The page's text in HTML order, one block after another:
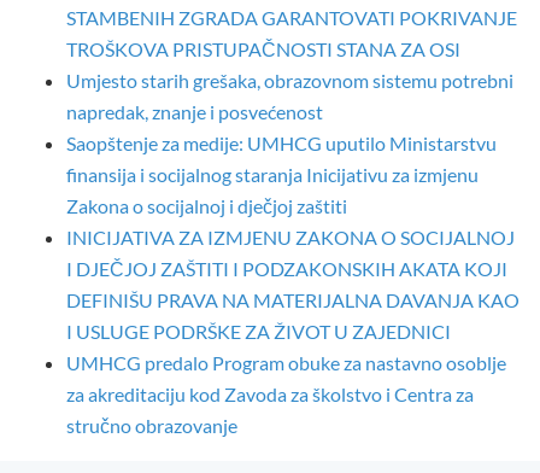
STAMBENIH ZGRADA GARANTOVATI POKRIVANJE
TROŠKOVA PRISTUPAČNOSTI STANA ZA OSI
Umjesto starih grešaka, obrazovnom sistemu potrebni
napredak, znanje i posvećenost
Saopštenje za medije: UMHCG uputilo Ministarstvu
finansija i socijalnog staranja Inicijativu za izmjenu
Zakona o socijalnoj i dječjoj zaštiti
INICIJATIVA ZA IZMJENU ZAKONA O SOCIJALNOJ
I DJEČJOJ ZAŠTITI I PODZAKONSKIH AKATA KOJI
DEFINIŠU PRAVA NA MATERIJALNA DAVANJA KAO
I USLUGE PODRŠKE ZA ŽIVOT U ZAJEDNICI
UMHCG predalo Program obuke za nastavno osoblje
za akreditaciju kod Zavoda za školstvo i Centra za
stručno obrazovanje